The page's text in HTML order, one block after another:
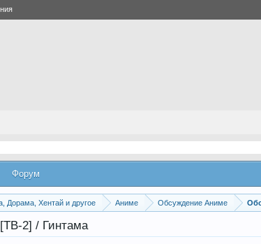
Форум
Дорама, Хентай и другое Аниме Обсуждение Аниме
2] / Гинтама